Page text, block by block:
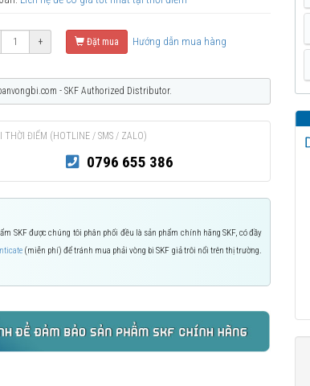
+ Đặt mua Hướng dẫn mua hàng
- SKF Authorized Distributor.
THỜI ĐIỂM (HOTLINE / SMS / ZALO)
0796 655 386
SKF được chúng tôi phân phối đều là sản phẩm chính hãng SKF, có đầy
(miễn phí) để tránh mua phải vòng bi SKF giả trôi nổi trên thị trường.